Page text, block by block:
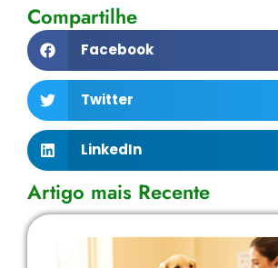
Compartilhe
Facebook
Twitter
LinkedIn
Artigo mais Recente